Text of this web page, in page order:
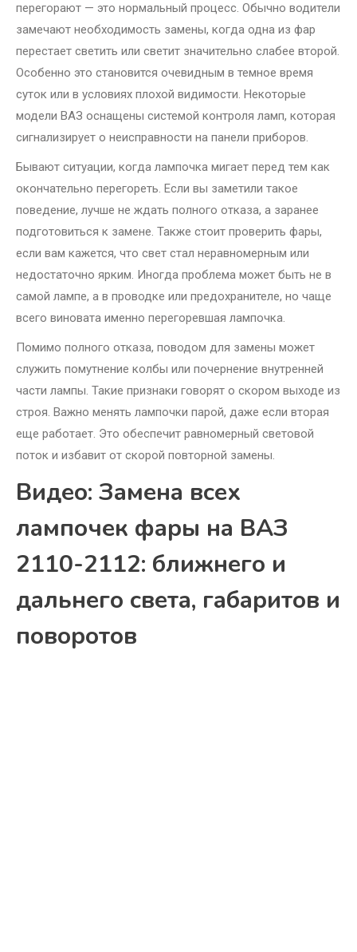
перегорают — это нормальный процесс. Обычно водители
замечают необходимость замены, когда одна из фар
перестает светить или светит значительно слабее второй.
Особенно это становится очевидным в темное время
суток или в условиях плохой видимости. Некоторые
модели ВАЗ оснащены системой контроля ламп, которая
сигнализирует о неисправности на панели приборов.
Бывают ситуации, когда лампочка мигает перед тем как
окончательно перегореть. Если вы заметили такое
поведение, лучше не ждать полного отказа, а заранее
подготовиться к замене. Также стоит проверить фары,
если вам кажется, что свет стал неравномерным или
недостаточно ярким. Иногда проблема может быть не в
самой лампе, а в проводке или предохранителе, но чаще
всего виновата именно перегоревшая лампочка.
Помимо полного отказа, поводом для замены может
служить помутнение колбы или почернение внутренней
части лампы. Такие признаки говорят о скором выходе из
строя. Важно менять лампочки парой, даже если вторая
еще работает. Это обеспечит равномерный световой
поток и избавит от скорой повторной замены.
Видео: Замена всех
лампочек фары на ВАЗ
2110-2112: ближнего и
дальнего света, габаритов и
поворотов